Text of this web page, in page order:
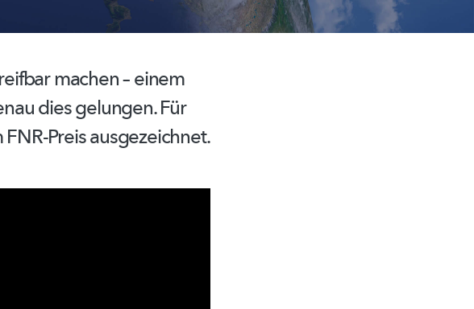
machen – einem
dies gelungen. Für
Preisausgezeichnet.